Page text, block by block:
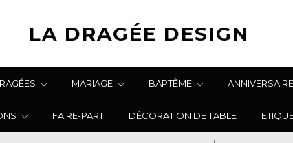
LA DRAGÉE DESIGN
MARIAGE BAPTÊME ANNIVERSAIRE
FAIRE-PART DÉCORATION DE TABLE